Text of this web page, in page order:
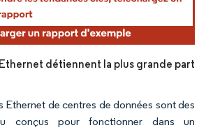
détiennent la plus grande part
Ethernet de centres de données sont des
conçus pour fonctionner dans un